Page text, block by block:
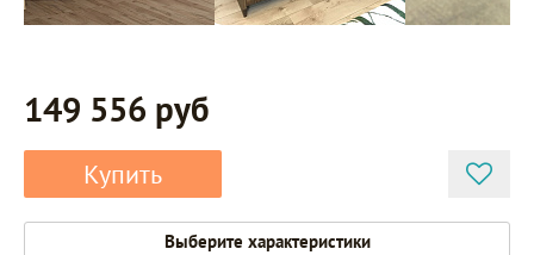
149 556 руб
Купить
Выберите характеристики